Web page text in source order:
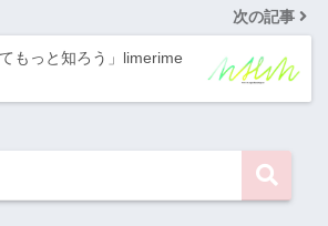
次の記事
もっと知ろう」limerime